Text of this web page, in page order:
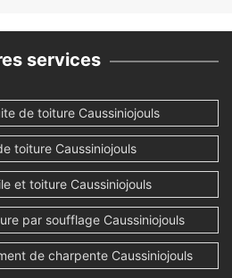
services
de toiture Caussiniojouls
toiture Caussiniojouls
et toiture Caussiniojouls
par soufflage Caussiniojouls
de charpente Caussiniojouls